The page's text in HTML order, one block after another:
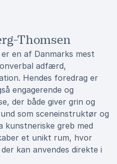
Thomsen
en af Danmarks mest
adfærd,
Hendes foredrag er
engagerende og
der både giver grin og
som sceneinstruktør og
kunstneriske greb med
et unikt rum, hvor
kan anvendes direkte i